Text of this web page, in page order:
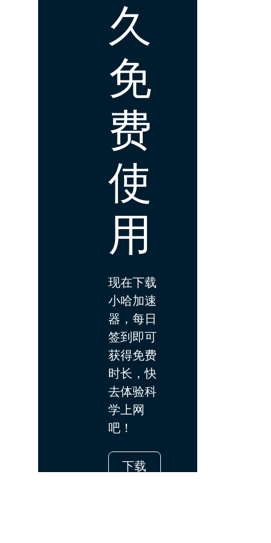
久
免
费
使
用
现在下载
小哈加速
器，每日
签到即可
获得免费
时长，快
去体验科
学上网
吧！
下载